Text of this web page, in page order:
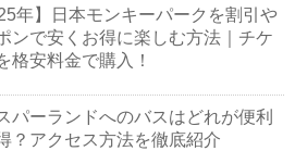
年】日本モンキーパークを割引や
ンで安くお得に楽しむ方法｜チケ
格安料金で購入！
パーランドへのバスはどれが便利
？アクセス方法を徹底紹介